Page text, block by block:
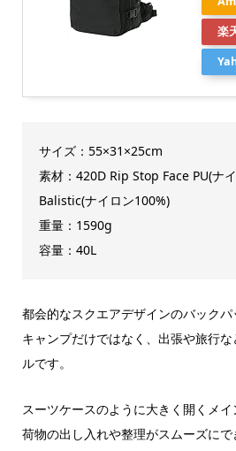
楽
サイズ：55×31×25cm
素材：420D Rip Stop Face PU(ナ
Balistic(ナイロン100%)
重量：1590g
容量：40L
都会的なスクエアデザインのバックパ
キャンプだけではなく、出張や旅行
ルです。
スーツケースのように大きく開くメイ
荷物の出し入れや整理がスムーズにで